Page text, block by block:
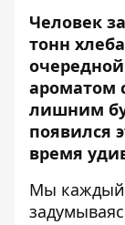
Человек
тонн
ароматом
лишним
появился
время
Мы каждый